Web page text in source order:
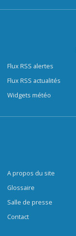
Flux RSS alertes
Flux RSS actualités
Widgets météo
A propos du site
Glossaire
Salle de presse
Contact